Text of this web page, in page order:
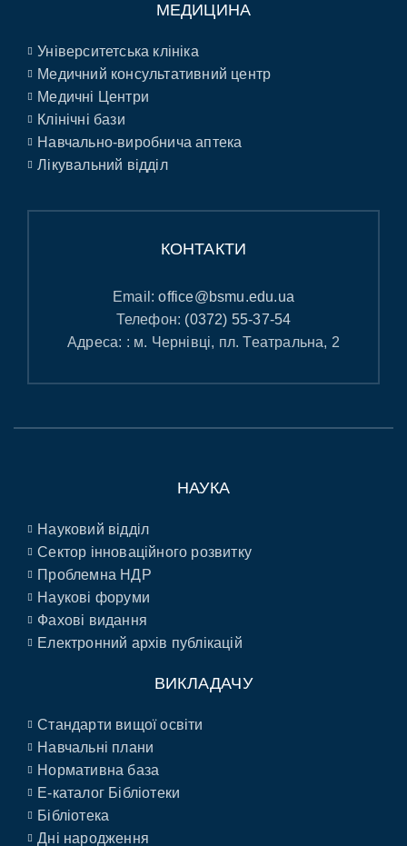
МЕДИЦИНА
Університетська клініка
Медичний консультативний центр
Медичні Центри
Клінічні бази
Навчально-виробнича аптека
Лікувальний відділ
КОНТАКТИ
Email:office@bsmu.edu.ua
Телефон: (0372) 55-37-54
Адреса: : м. Чернівці, пл. Театральна, 2
НАУКА
Науковий відділ
Сектор інноваційного розвитку
Проблемна НДР
Наукові форуми
Фахові видання
Електронний архів публікацій
ВИКЛАДАЧУ
Стандарти вищої освіти
Навчальні плани
Нормативна база
E-каталог Бібліотеки
Бібліотека
Дні народження